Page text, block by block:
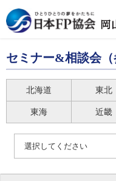
セミナー&相談会（
北海道 東北
東海 近畿
選択してください